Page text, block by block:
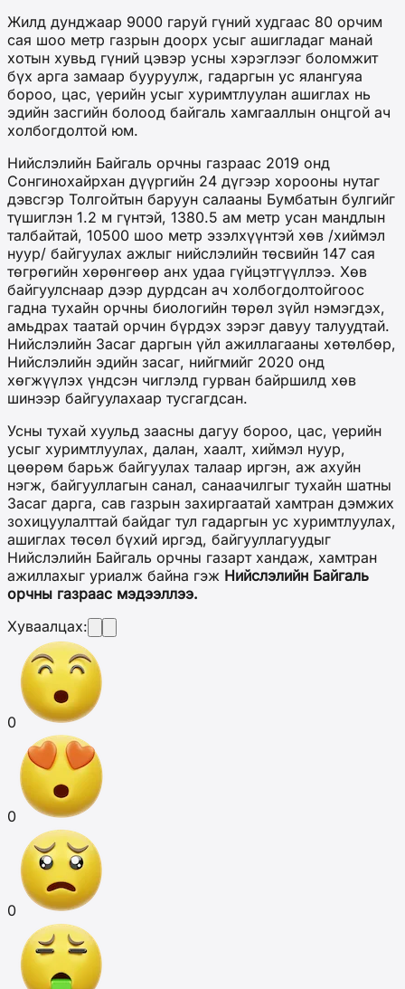
Жилд дунджаар 9000 гаруй гүний худгаас 80 орчим
сая шоо метр газрын доорх усыг ашигладаг манай
хотын хувьд гүний цэвэр усны хэрэглээг боломжит
бүх арга замаар бууруулж, гадаргын ус ялангуяа
бороо, цас, үерийн усыг хуримтлуулан ашиглах нь
эдийн засгийн болоод байгаль хамгааллын онцгой ач
холбогдолтой юм.
Нийслэлийн Байгаль орчны газраас 2019 онд
Сонгинохайрхан дүүргийн 24 дүгээр хорооны нутаг
дэвсгэр Толгойтын баруун салааны Бумбатын булгийг
түшиглэн 1.2 м гүнтэй, 1380.5 ам метр усан мандлын
талбайтай, 10500 шоо метр эзэлхүүнтэй хөв /хиймэл
нуур/ байгуулах ажлыг нийслэлийн төсвийн 147 сая
төгрөгийн хөрөнгөөр анх удаа гүйцэтгүүллээ. Хөв
байгуулснаар дээр дурдсан ач холбогдолтойгоос
гадна тухайн орчны биологийн төрөл зүйл нэмэгдэх,
амьдрах таатай орчин бүрдэх зэрэг давуу талуудтай.
Нийслэлийн Засаг даргын үйл ажиллагааны хөтөлбөр,
Нийслэлийн эдийн засаг, нийгмийг 2020 онд
хөгжүүлэх үндсэн чиглэлд гурван байршилд хөв
шинээр байгуулахаар тусгагдсан.
Усны тухай хуульд заасны дагуу бороо, цас, үерийн
усыг хуримтлуулах, далан, хаалт, хиймэл нуур,
цөөрөм барьж байгуулах талаар иргэн, аж ахуйн
нэгж, байгууллагын санал, санаачилгыг тухайн шатны
Засаг дарга, сав газрын захиргаатай хамтран дэмжих
зохицуулалттай байдаг тул гадаргын ус хуримтлуулах,
ашиглах төсөл бүхий иргэд, байгууллагуудыг
Нийслэлийн Байгаль орчны газарт хандаж, хамтран
ажиллахыг уриалж байна гэж Нийслэлийн Байгаль
орчны газраас мэдээллээ.
Хуваалцах:
0
0
0